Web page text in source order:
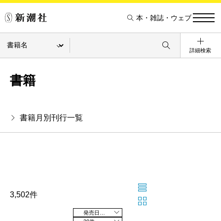
本・雑誌・ウェブ
詳細検索
書籍
書籍月別刊行一覧
3,502件